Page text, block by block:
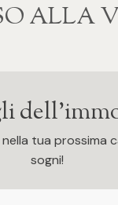
ALLA
tua prossima
sogni!